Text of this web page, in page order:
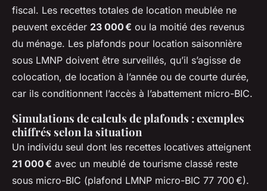
fiscal. Les recettes totales de location meublée ne
peuvent excéder 23 000 € ou la moitié des revenus
du ménage. Les plafonds pour location saisonnière
sous LMNP doivent être surveillés, qu’il s’agisse de
colocation, de location à l’année ou de courte durée,
car ils conditionnent l’accès à l’abattement micro-BIC.
Simulations de calculs de plafonds : exemples
chiffrés selon la situation
Un individu seul dont les recettes locatives atteignent
21 000 € avec un meublé de tourisme classé reste
sous micro-BIC (plafond LMNP micro-BIC 77 700 €).